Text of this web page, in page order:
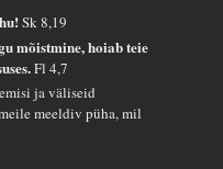
Sk 8,19
mõistmine, hoiab teie
Fl 4,7
ja väliseid
meeldiv püha, mil